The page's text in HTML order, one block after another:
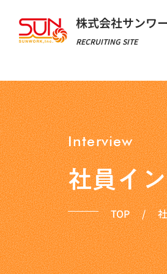
株式会社サンワ
RECRUITING SITE
Interview
社員イ
TOP /